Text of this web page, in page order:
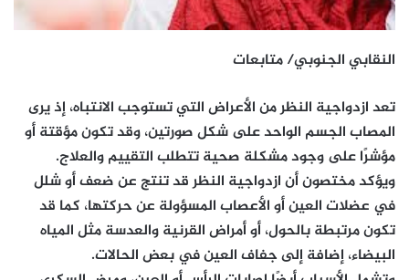
النقابي الجنوبي/ متابعات
تعد ازدواجية النظر من الأعراض التي تستوجب الانتباه، إذ يرى
المصاب الجسم الواحد على شكل صورتين، وقد تكون مؤقتة أو
مؤشرًا على وجود مشكلة صحية تتطلب التقييم والعلاج.
ويؤكد مختصون أن ازدواجية النظر قد تنتج عن ضعف أو شلل
في عضلات العين أو الأعصاب المسؤولة عن حركتها، كما قد
تكون مرتبطة بالحول، أو أمراض القرنية والعدسة مثل المياه
البيضاء، إضافة إلى جفاف العين في بعض الحالات.